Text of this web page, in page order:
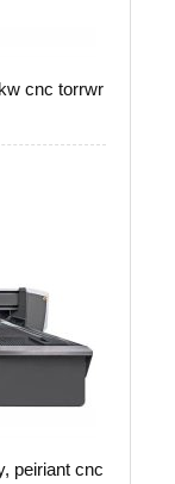
cnc torrwr
peiriant cnc